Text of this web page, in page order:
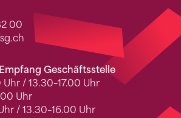
00
Geschäftsstelle
/ 13.30–17.00 Uhr
Uhr
/ 13.30–16.00 Uhr